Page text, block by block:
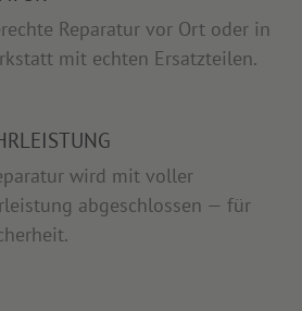
Reparatur vor Ort oder in
mit echten Ersatzteilen.
wird mit voller
abgeschlossen — für